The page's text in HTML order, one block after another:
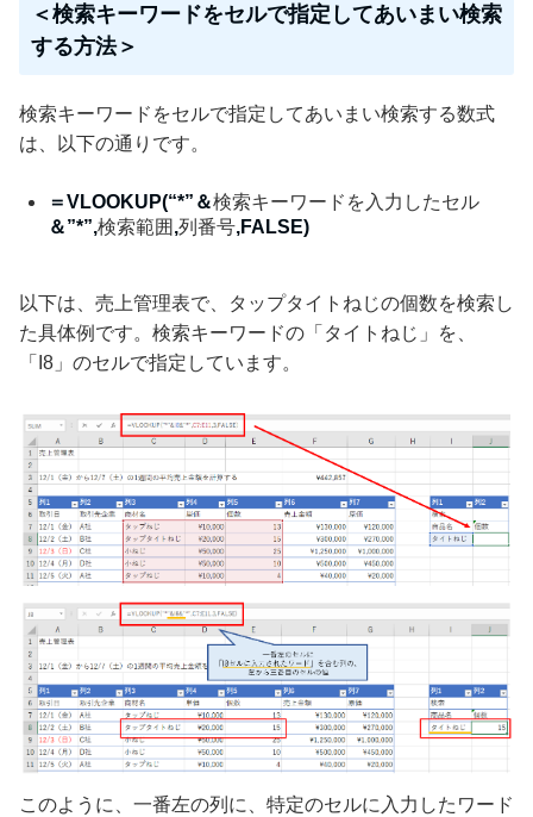
＜検索キーワードをセルで指定してあいまい検索
する方法＞
検索キーワードをセルで指定してあいまい検索する数式
は、以下の通りです。
＝VLOOKUP(“*”＆検索キーワードを入力したセル
＆”*”,検索範囲 ,列番号,FALSE)
以下は、売上管理表で、タップタイトねじの個数を検索し
た具体例です。検索キーワードの「タイトねじ」を、
「I8」のセルで指定しています。
このように、一番左の列に、特定のセルに入力したワード